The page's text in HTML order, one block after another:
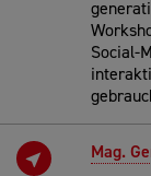
Social-
Mag.